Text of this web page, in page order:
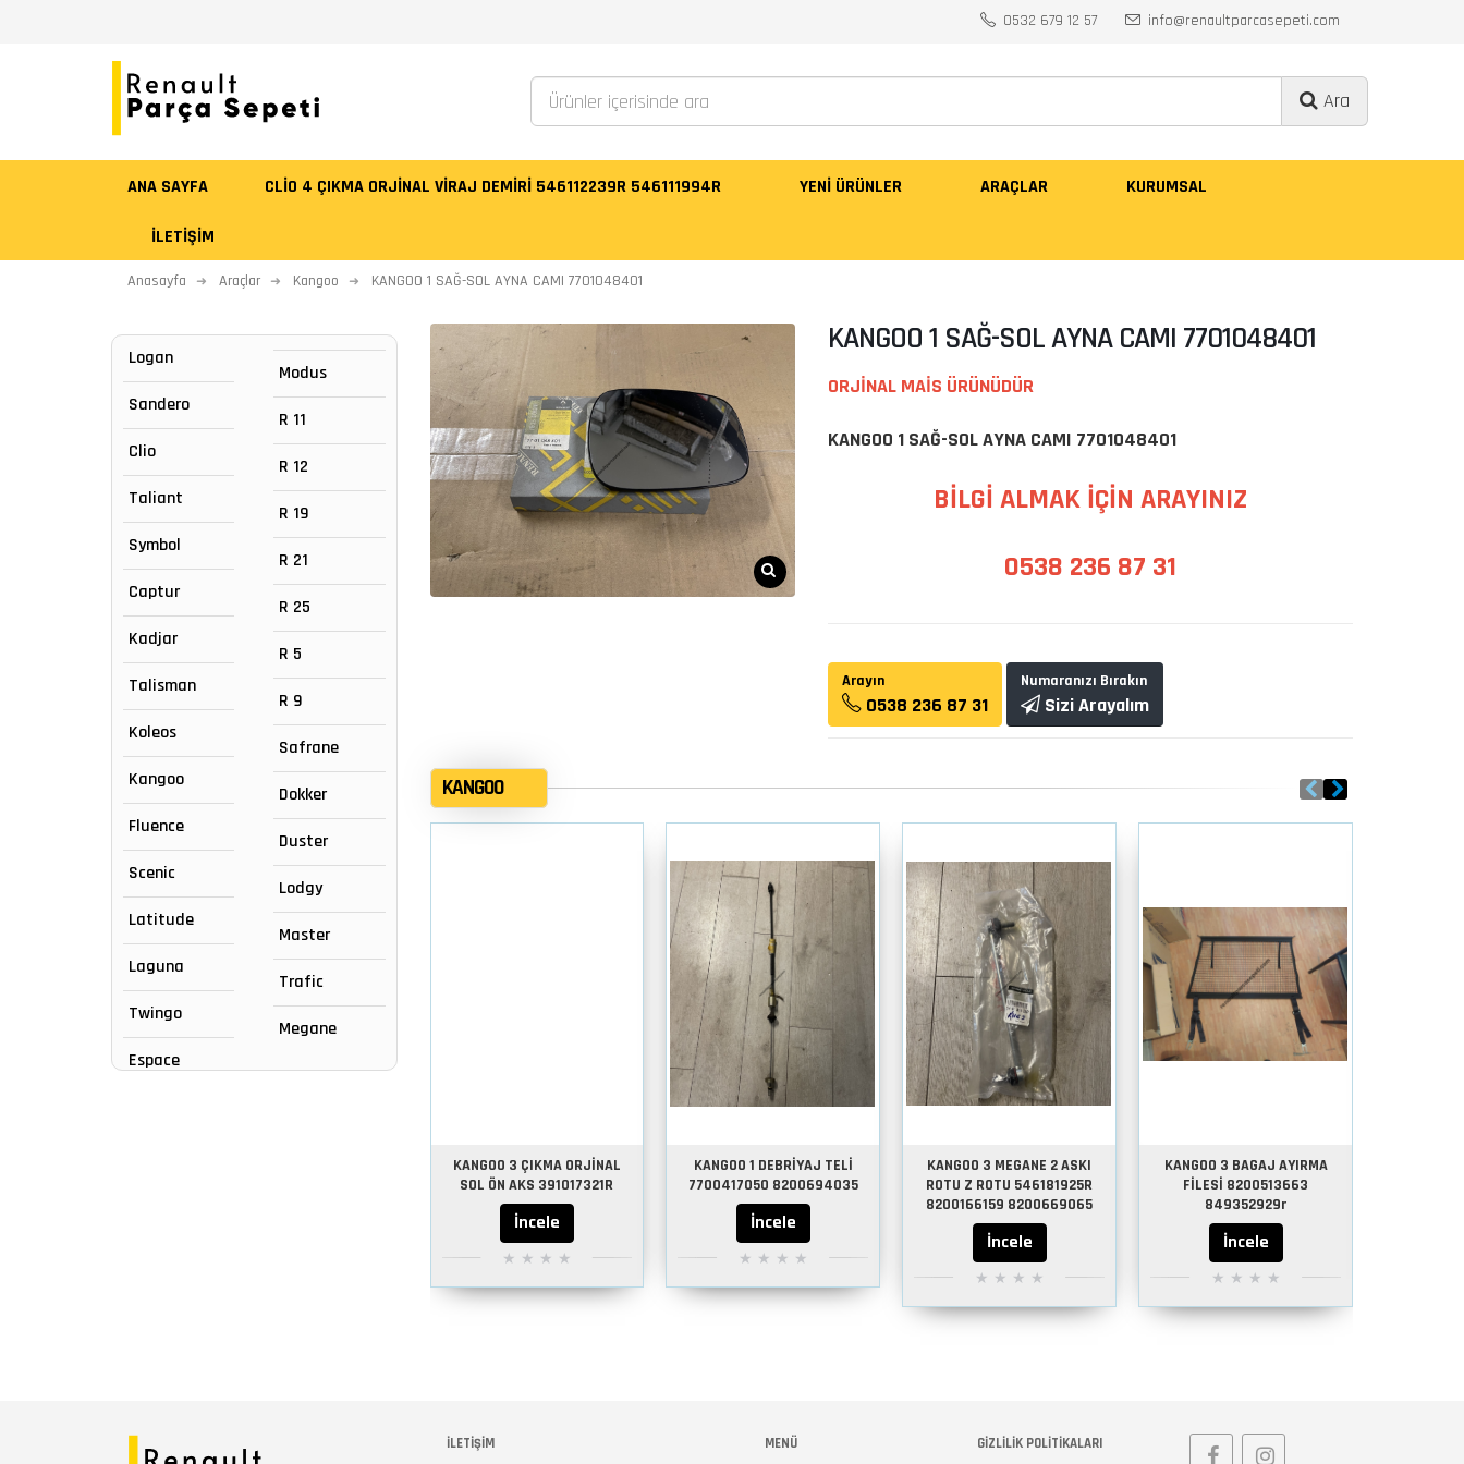
0532 679 12 57 info@renaultparcasepeti.com
Ara
ANA SAYFA CLİO 4 ÇIKMA ORJİNAL VİRAJ DEMİRİ 546112239R 546111994R YENI ÜRÜNLER ARAÇLAR KURUMSAL
İLETIŞIM
Anasayfa Araçlar Kangoo KANGOO 1 SAĞ-SOL AYNA CAMI 7701048401
Logan
Sandero
Clio
Taliant
Symbol
Captur
Kadjar
Talisman
Koleos
Kangoo
Fluence
Scenic
Latitude
Laguna
Twingo
Espace
Modus
R 11
R 12
R 19
R 21
R 25
R 5
R 9
Safrane
Dokker
Duster
Lodgy
Master
Trafic
Megane
KANGOO 1 SAĞ-SOL AYNA CAMI 7701048401
ORJİNAL MAİS ÜRÜNÜDÜR
KANGOO 1 SAĞ-SOL AYNA CAMI 7701048401
BİLGİ ALMAK İÇİN ARAYINIZ
0538 236 87 31
Arayın
0538 236 87 31
Numaranızı Bırakın
Sizi Arayalım
KANGOO
KANGOO 3 ÇIKMA ORJİNAL
SOL ÖN AKS 391017321R
İncele
KANGOO 1 DEBRİYAJ TELİ
7700417050 8200694035
İncele
KANGOO 3 MEGANE 2 ASKI
ROTU Z ROTU 546181925R
8200166159 8200669065
İncele
KANGOO 3 BAGAJ AYIRMA
FİLESİ 8200513663
849352929r
İncele
İLETİŞİM
MENÜ
GIZLILIK POLITIKALARI